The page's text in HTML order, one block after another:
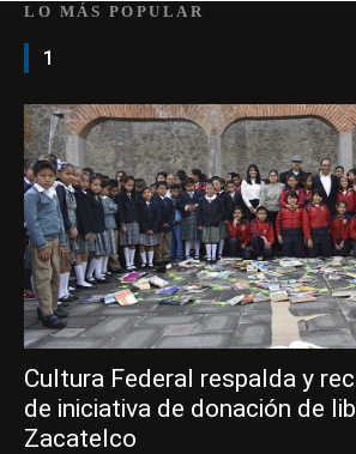
LO MÁS POPULAR
1
Cultura Federal respalda y
de iniciativa de donación de
Zacatelco